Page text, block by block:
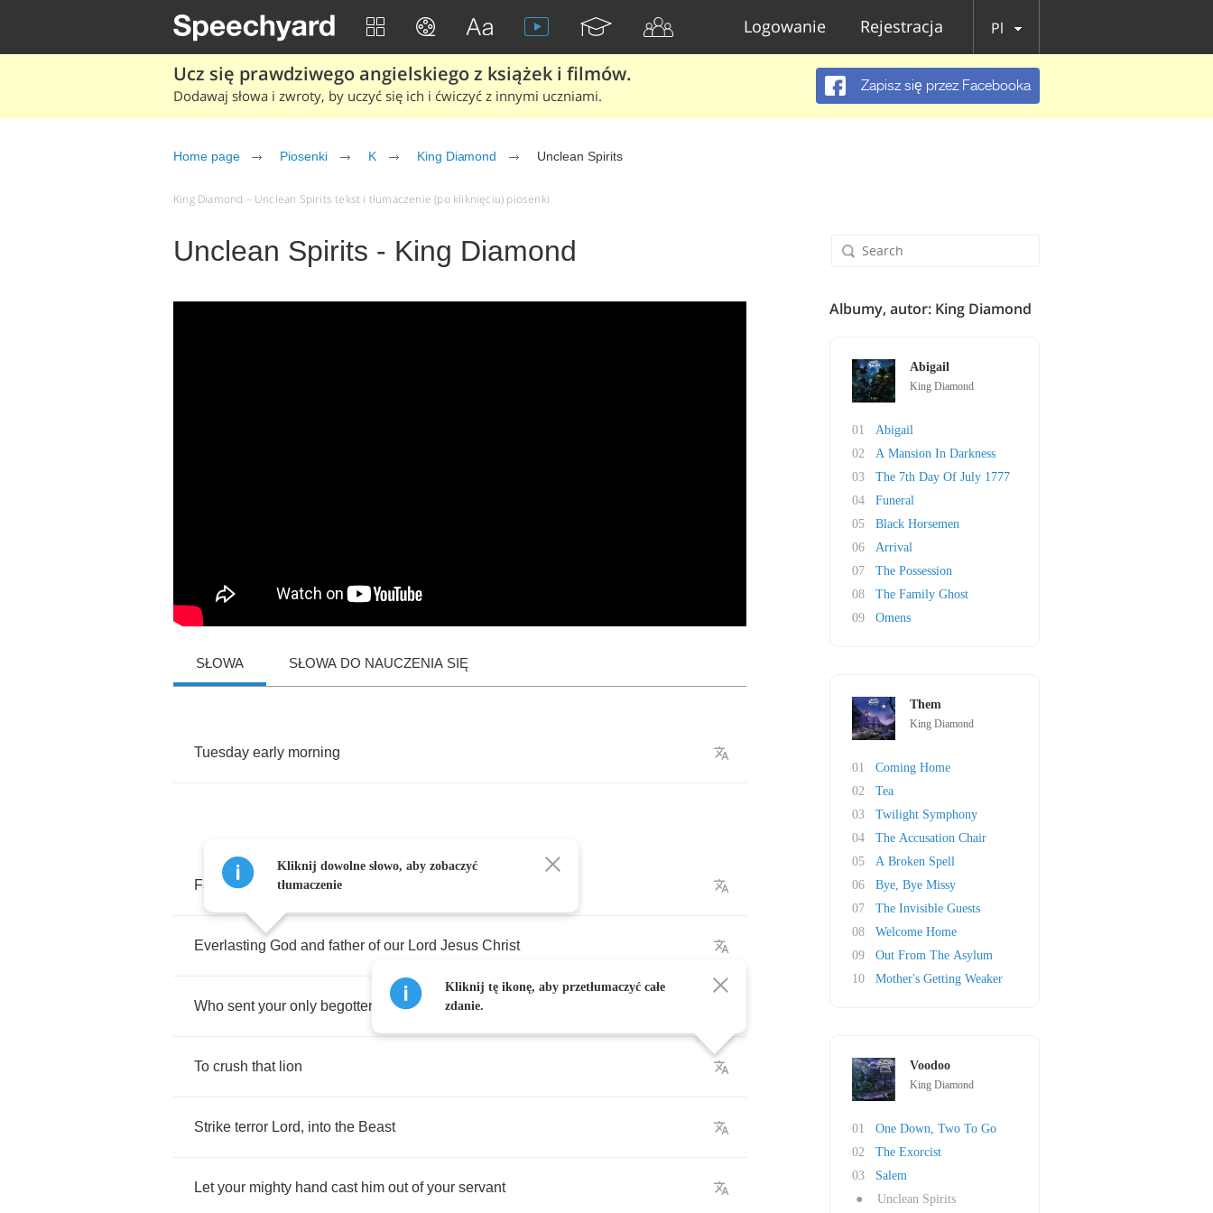
Logowanie Rejestracja Pl
Ucz się prawdziwego angielskiego z książek i filmów.
Dodawaj słowa i zwroty, by uczyć się ich i ćwiczyć z innymi uczniami.
Zapisz się przez Facebooka
Home page Piosenki K King Diamond Unclean Spirits
King Diamond – Unclean Spirits tekst i tłumaczenie (po kliknięciu) piosenki
Unclean Spirits - King Diamond
SŁOWA SŁOWA DO NAUCZENIA SIĘ
Tuesday early morning
Father Malone:Holy Lord
Everlasting God and father of our Lord Jesus Christ
Who sent your only begotten son into the world
To crush that lion
Strike terror Lord, into the Beast
Let your mighty hand cast him out of your servant
Kliknij dowolne słowo, aby zobaczyć
tłumaczenie
Kliknij tę ikonę, aby przetłumaczyć całe
zdanie.
Albumy, autor: King Diamond
Abigail
King Diamond
01
Abigail
02
A Mansion In Darkness
03
The 7th Day Of July 1777
04
Funeral
05
Black Horsemen
06
Arrival
07
The Possession
08
The Family Ghost
09
Omens
Them
King Diamond
01
Coming Home
02
Tea
03
Twilight Symphony
04
The Accusation Chair
05
A Broken Spell
06
Bye, Bye Missy
07
The Invisible Guests
08
Welcome Home
09
Out From The Asylum
10
Mother's Getting Weaker
Voodoo
King Diamond
01
One Down, Two To Go
02
The Exorcist
03
Salem
●
Unclean Spirits